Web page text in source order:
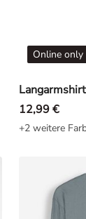
Online only
12,99 €
+2 weitere